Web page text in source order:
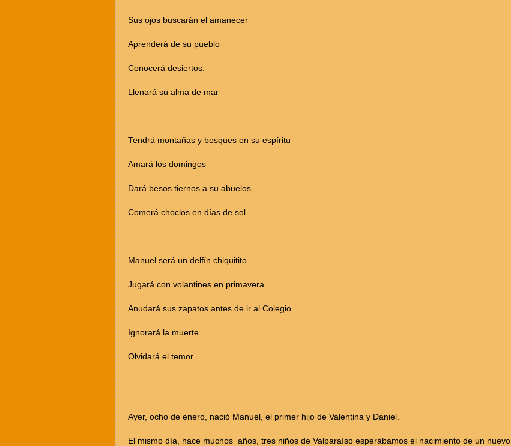
Sus ojos buscarán el amanecer
Aprenderá de su pueblo
Conocerá desiertos.
Llenará su alma de mar
Tendrá montañas y bosques en su espíritu
Amará los domingos
Dará besos tiernos a su abuelos
Comerá choclos en días de sol
Manuel será un delfín chiquitito
Jugará con volantines en primavera
Anudará sus zapatos antes de ir al Colegio
Ignorará la muerte
Olvidará el temor.
Ayer, ocho de enero, nació Manuel, el primer hijo de Valentina y Daniel.
El mismo día, hace muchos años, tres niños de Valparaíso esperábamos el nacimiento de un nuevo